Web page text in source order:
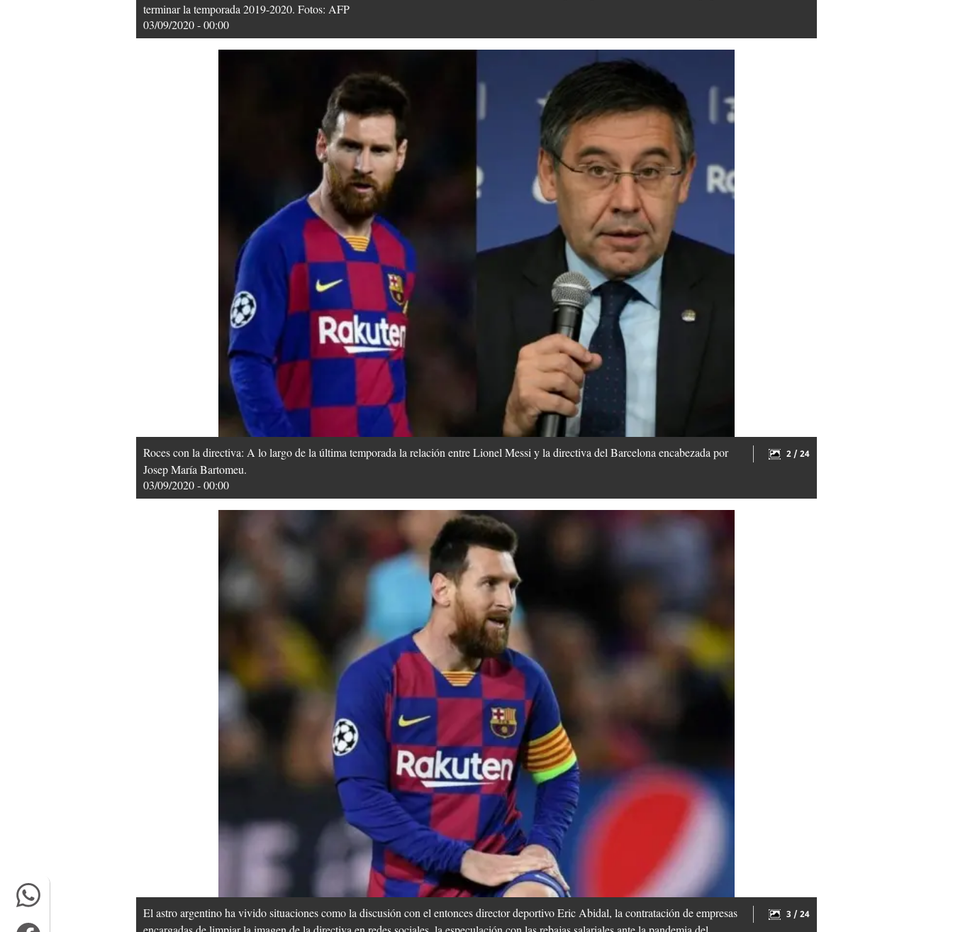
terminar la temporada 2019-2020. Fotos: AFP
03/09/2020 - 00:00
Roces con la directiva: A lo largo de la última temporada la relación entre Lionel Messi y la directiva del Barcelona encabezada por
Josep María Bartomeu.
03/09/2020 - 00:00
2 / 24
El astro argentino ha vivido situaciones como la discusión con el entonces director deportivo Eric Abidal, la contratación de empresas
3 / 24